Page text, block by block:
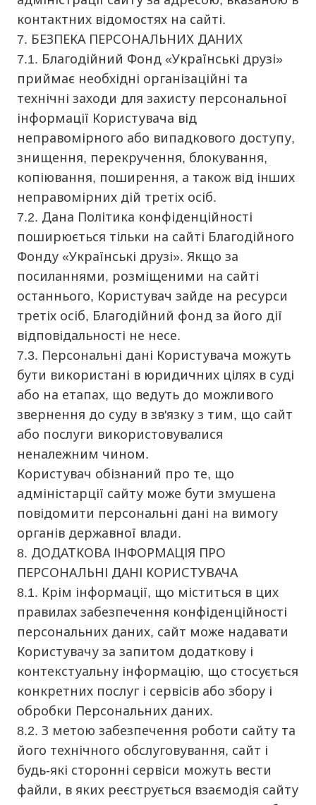
контактних відомостях на сайті.
7. БЕЗПЕКА ПЕРСОНАЛЬНИХ ДАНИХ
7.1. Благодійний Фонд «Українські друзі»
приймає необхідні організаційні та
технічні заходи для захисту персональної
інформації Користувача від
неправомірного або випадкового доступу,
знищення, перекручення, блокування,
копіювання, поширення, а також від інших
неправомірних дій третіх осіб.
7.2. Дана Політика конфіденційності
поширюється тільки на сайті Благодійного
Фонду «Українські друзі». Якщо за
посиланнями, розміщеними на сайті
останнього, Користувач зайде на ресурси
третіх осіб, Благодійний фонд за його дії
відповідальності не несе.
7.3. Персональні дані Користувача можуть
бути використані в юридичних цілях в суді
або на етапах, що ведуть до можливого
звернення до суду в зв'язку з тим, що сайт
або послуги використовувалися
неналежним чином.
Користувач обізнаний про те, що
адміністарції сайту може бути змушена
повідомити персональні дані на вимогу
органів державної влади.
8. ДОДАТКОВА ІНФОРМАЦІЯ ПРО
ПЕРСОНАЛЬНІ ДАНІ КОРИСТУВАЧА
8.1. Крім інформації, що міститься в цих
правилах забезпечення конфіденційності
персональних даних, сайт може надавати
Користувачу за запитом додаткову і
контекстуальну інформацію, що стосується
конкретних послуг і сервісів або збору і
обробки Персональних даних.
8.2. З метою забезпечення роботи сайту та
його технічного обслуговування, сайт і
будь-які сторонні сервіси можуть вести
файли, в яких реєструється взаємодія сайту